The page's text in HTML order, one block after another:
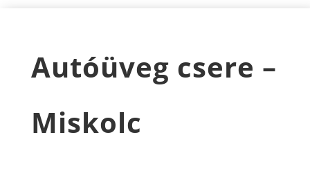
Autóüveg csere –
Miskolc